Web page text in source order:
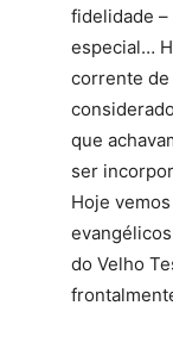
fidelidade –
especial…
corrente de
que
ser
Hoje
do Velho